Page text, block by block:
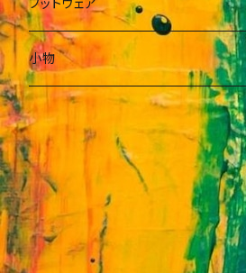
フットウェア
小物